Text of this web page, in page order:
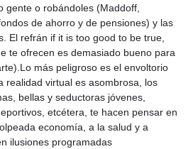
gente o robándoles (Maddoff,
de ahorro y de pensiones) y las
El refrán if it is too good to be true,
te ofrecen es demasiado bueno para
más peligroso es el envoltorio
realidad virtual es asombrosa, los
bellas y seductoras jóvenes,
etcétera, te hacen pensar en
economía, a la salud y a
ilusiones programadas